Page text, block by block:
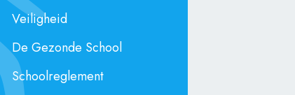
Veiligheid
De Gezonde School
Schoolreglement